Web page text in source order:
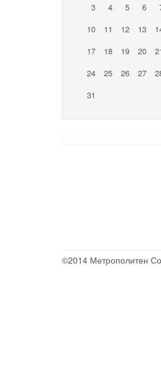
3
4 5 6
10
11 12 13
17
18 19 20
24
25 26 27
31
©2014 Метрополитен